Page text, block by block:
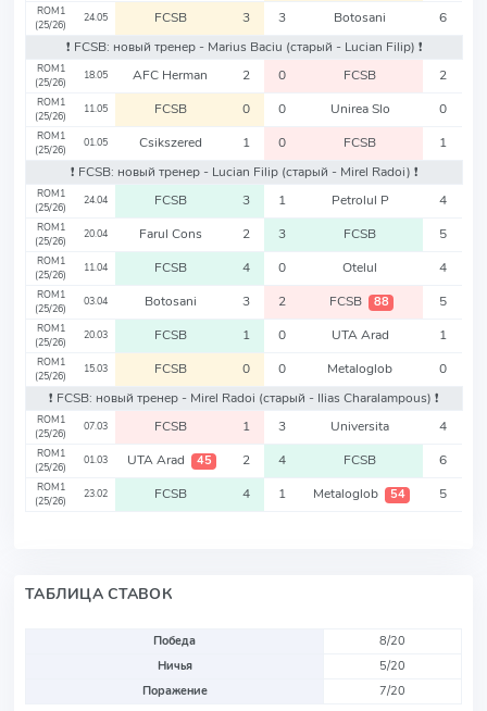
ROM1
(25/26)
24.05 FCSB 3 3 Botosani
6
❗️ FCSB: новый тренер - Marius Baciu (старый - Lucian Filip) ❗️
ROM1
(25/26)
18.05 AFC Herman 2 0 FCSB 2
ROM1
(25/26)
11.05 FCSB 0 0 Unirea Slo 0
ROM1
(25/26)
01.05 Csikszered 1 0 FCSB
1
❗️ FCSB: новый тренер - Lucian Filip (старый - Mirel Radoi) ❗️
ROM1
(25/26)
24.04 FCSB 3 1 Petrolul P 4
ROM1
(25/26)
20.04 Farul Cons 2 3 FCSB 5
ROM1
(25/26)
11.04 FCSB 4 0 Otelul 4
ROM1
(25/26)
03.04 Botosani 3 2 FCSB 88 5
ROM1
(25/26)
20.03 FCSB 1 0 UTA Arad 1
ROM1
(25/26)
15.03 FCSB 0 0 Metaloglob
0
❗️ FCSB: новый тренер - Mirel Radoi (старый - Ilias Charalampous) ❗️
ROM1
(25/26)
07.03 FCSB 1 3 Universita 4
ROM1
(25/26)
01.03 UTA Arad 45 2 4 FCSB 6
ROM1
(25/26)
23.02 FCSB 4 1 Metaloglob 54 5
ТАБЛИЦА СТАВОК
Победа
8/20
Ничья
5/20
Поражение
7/20